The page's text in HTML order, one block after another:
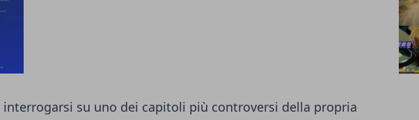
interrogarsi su uno dei capitoli più controversi della propria